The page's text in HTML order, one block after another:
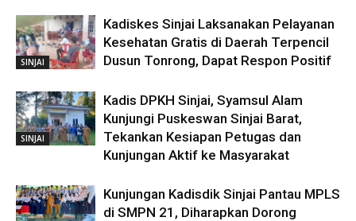
SINJAI
Kadiskes Sinjai Laksanakan Pelayanan
Kesehatan Gratis di Daerah Terpencil
Dusun Tonrong, Dapat Respon Positif
SINJAI
Kadis DPKH Sinjai, Syamsul Alam
Kunjungi Puskeswan Sinjai Barat,
Tekankan Kesiapan Petugas dan
Kunjungan Aktif ke Masyarakat
Kunjungan Kadisdik Sinjai Pantau MPLS
di SMPN 21, Diharapkan Dorong